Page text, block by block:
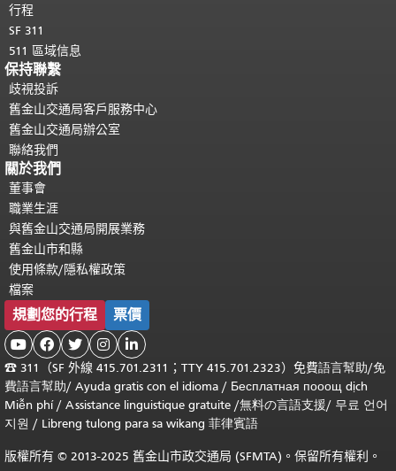
行程
SF 311
511 區域信息
保持聯繫
歧視投訴
舊金山交通局客戶服務中心
舊金山交通局辦公室
聯絡我們
關於我們
董事會
職業生涯
與舊金山交通局開展業務
舊金山市和縣
使用條款/隱私權政策
檔案
規劃您的行程 票價
    
☎ 311（SF 外線 415.701.2311；TTY 415.701.2323）免費語言幫助/免
費語言幫助/ Ayuda gratis con el idioma / Бесплатная пооощ dịch
Miễn phí/ Assistance linguistique gratuite /無料の言語支援/ 무료 언어
지원 / Libreng tulong para sa wikang 菲律賓語
版權所有 © 2013-2025 舊金山市政交通局 (SFMTA)。保留所有權利。